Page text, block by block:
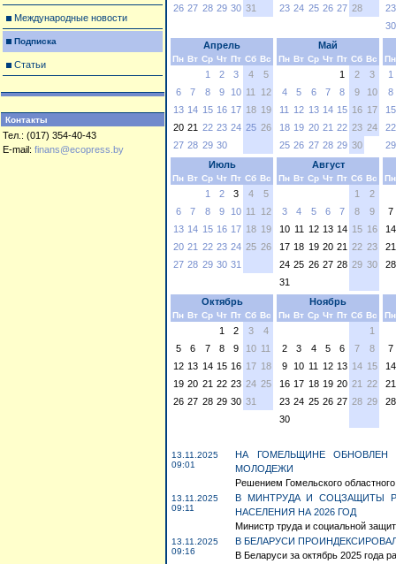
Международные новости
Подписка
Статьи
Контакты
Тел.: (017) 354-40-43
E-mail: finans@ecopress.by
26 27 28 29 30 31
23 24 25 26 27 28
23
30
Апрель
Пн Вт Ср Чт Пт Сб Вс
1 2 3 4
5
6
7 8 9 10 11
12
13 14 15 16 17 18 19
20 21 22 23 24 25 26
27 28 29 30
Май
Пн Вт Ср Чт Пт Сб Вс
1 2
3
4
5 6 7 8 9
10
11
12 13 14 15 16 17
18 19 20 21 22 23 24
25 26 27 28 29 30
Пн
1
8
15
22
29
Июль
Пн Вт Ср Чт Пт Сб Вс
1 2 3 4
5
6
7 8 9 10 11
12
13 14 15 16 17 18 19
20 21 22 23 24 25 26
27 28 29 30 31
Август
Пн Вт Ср Чт Пт Сб Вс
1
2
3
4 5 6 7 8
9
10 11 12 13 14 15 16
17 18 19 20 21 22 23
24 25 26 27 28 29 30
31
Пн
7
14
21
28
Октябрь
Пн Вт Ср Чт Пт Сб Вс
1 2 3
4
5
6 7 8 9 10 11
12 13 14 15 16 17 18
19 20 21 22 23 24 25
26 27 28 29 30 31
Ноябрь
Пн Вт Ср Чт Пт Сб Вс
1
2
3 4 5 6 7
8
9
10 11 12 13 14 15
16 17 18 19 20 21 22
23 24 25 26 27 28 29
30
Пн
7
14
21
28
13.11.2025
09:01
НА ГОМЕЛЬЩИНЕ ОБНОВЛЕН
МОЛОДЕЖИ
Решением Гомельского
13.11.2025
09:11
В МИНТРУДА И СОЦЗАЩИТЫ
НАСЕЛЕНИЯ НА 2026 ГОД
Министр труда и социальной
13.11.2025
09:16
В БЕЛАРУСИ
В Беларуси за октябрь 2025 года